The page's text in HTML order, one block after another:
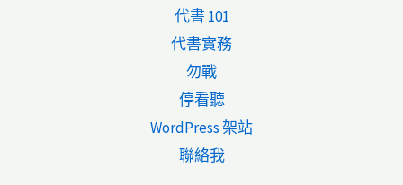
代書 101
代書實務
勿戰
停看聽
WordPress 架站
聯絡我